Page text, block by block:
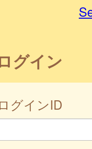
グイン
ログインID